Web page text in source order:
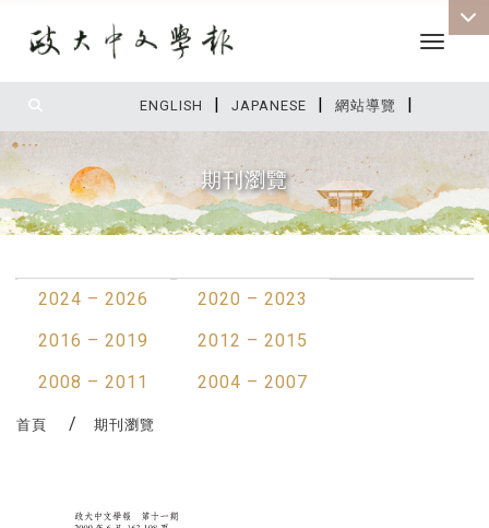
ENGLISH | JAPANESE | 網站導覽 |
Toggle
期刊瀏覽
2024 – 2026
2020 – 2023
2016 – 2019
2012 – 2015
2008 – 2011
2004 – 2007
首頁 期刊瀏覽